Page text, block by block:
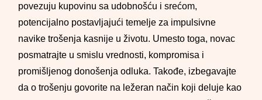
povezuju kupovinu sa udobnošću i srećom,
potencijalno postavljajući temelje za impulsivne
navike trošenja kasnije u životu. Umesto toga, novac
posmatrajte u smislu vrednosti, kompromisa i
promišljenog donošenja odluka. Takođe, izbegavajte
da o trošenju govorite na ležeran način koji deluje kao